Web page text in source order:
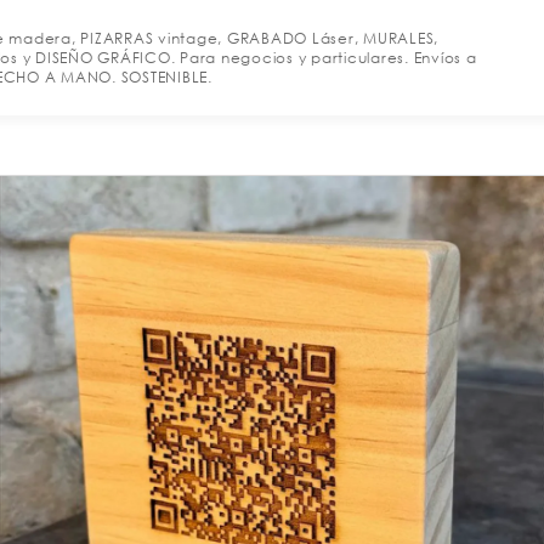
madera, PIZARRAS vintage, GRABADO Láser, MURALES,
y DISEÑO GRÁFICO. Para negocios y particulares. Envíos a
A MANO. SOSTENIBLE.